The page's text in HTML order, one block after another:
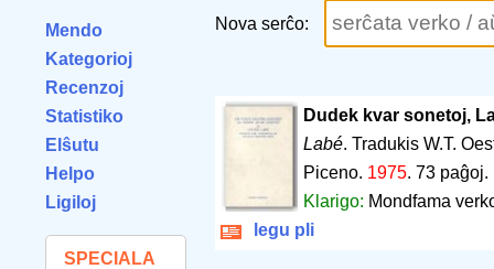
Mendo
Kategorioj
Recenzoj
Statistiko
Elŝutu
Helpo
Ligiloj
SPECIALA
Nova serĉo:
Dudek kvar sonetoj,
Labé. Tradukis W.T.
Piceno. 1975. 73 paĝoj.
Klarigo: Mondfama
legu pli